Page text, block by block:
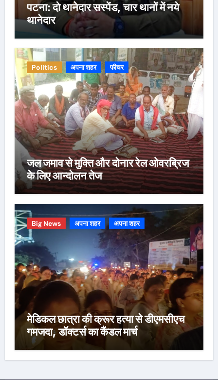
पटना: दो थानेदार सस्पेंड, चार थानों में नये
थानेदार
Politics अपना शहर फीचर
जल जमाव से मुक्ति और दोनार रेल ओवरब्रिज
के लिए आन्दोलन तेज
Big News अपना शहर अपना शहर
मेडिकल छात्रा की क्रूर हत्या से डीएमसीएच
गमजदा, डॉक्टर्स का कैंडल मार्च